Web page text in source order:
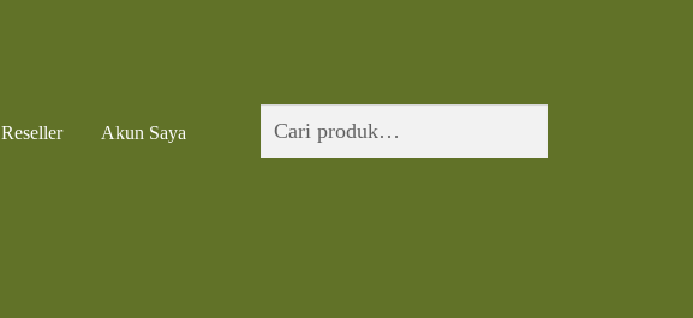
Reseller Akun Saya
untuk: